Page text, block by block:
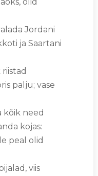
Jordani
ja Saartani
palju; vase
kõik need
kojas:
peal olid
viis